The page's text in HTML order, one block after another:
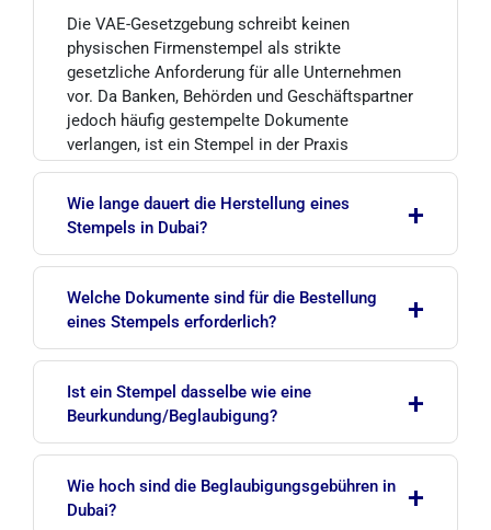
Die VAE-Gesetzgebung schreibt keinen
physischen Firmenstempel als strikte
gesetzliche Anforderung für alle Unternehmen
vor. Da Banken, Behörden und Geschäftspartner
jedoch häufig gestempelte Dokumente
verlangen, ist ein Stempel in der Praxis
unverzichtbar.
Wie lange dauert die Herstellung eines
Stempels in Dubai?
+
den Stempel oder das Siegel am selben Tag oder
innerhalb von 24 Stunden, sobald Handelslizenz
und Emirates-ID-Daten vorliegen.
Welche Dokumente sind für die Bestellung
eines Stempels erforderlich?
+
der befugten Person sind erforderlich. Nur der in
der Lizenz genannte Geschäftsführer oder ein
Vollmachtsinhaber kann den Stempel
Ist ein Stempel dasselbe wie eine
Beurkundung/Beglaubigung?
+
einem Dokument Unternehmensidentität
verleiht. Beurkundung und Beglaubigung sind
Wie hoch sind die Beglaubigungsgebühren in
Dubai?
+